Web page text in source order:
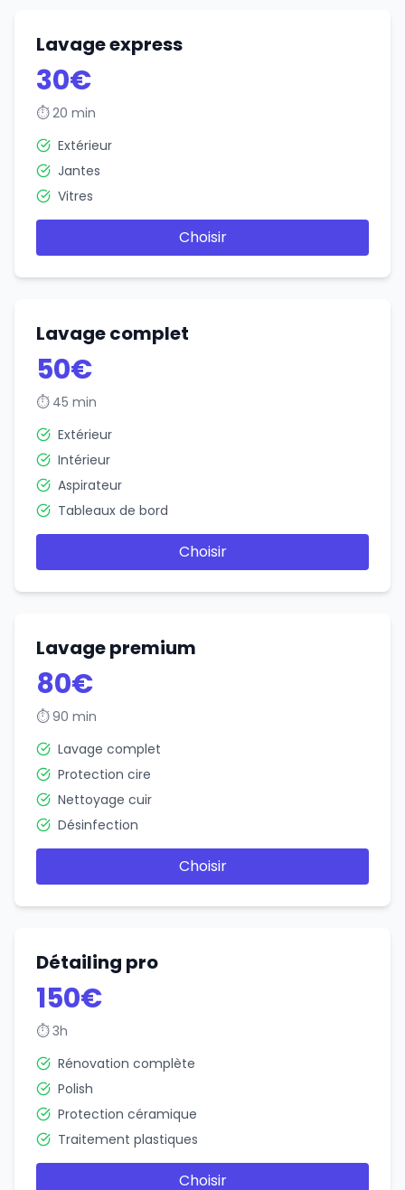
Lavage express
30€
⏱20 min
Extérieur
Jantes
Vitres
Choisir
Lavage complet
50€
⏱ 45 min
Extérieur
Intérieur
Aspirateur
Tableaux de bord
Choisir
Lavage premium
80€
⏱90 min
Lavage complet
Protection cire
Nettoyage cuir
Désinfection
Choisir
Détailing pro
150€
⏱3h
Rénovation complète
Polish
Protection céramique
Traitement plastiques
Choisir